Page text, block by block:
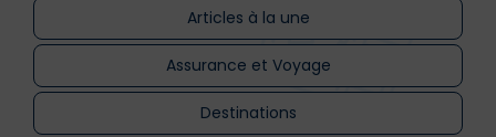
Articles à la une
Assurance et Voyage
Destinations